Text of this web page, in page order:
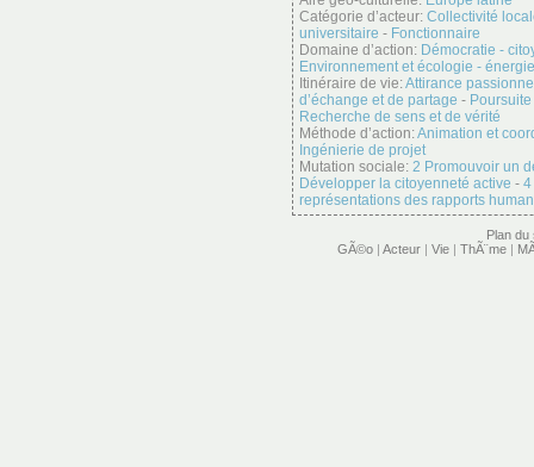
Catégorie d’acteur: Collectivité
universitaire - Fonctionnaire
Domaine d’action: Démocratie -
Environnement et écologie - énergie
Itinéraire de vie:Attirance
d’échange et de partage -
Recherche de sens et de vérité
Méthode d’action:Animation et
Ingénierie de projet
Mutation sociale: 2 Promouvoir un
Développer la citoyenneté active - 4
représentations des rapports
Plan du
GÃ©o | Acteur | Vie | ThÃ¨me |